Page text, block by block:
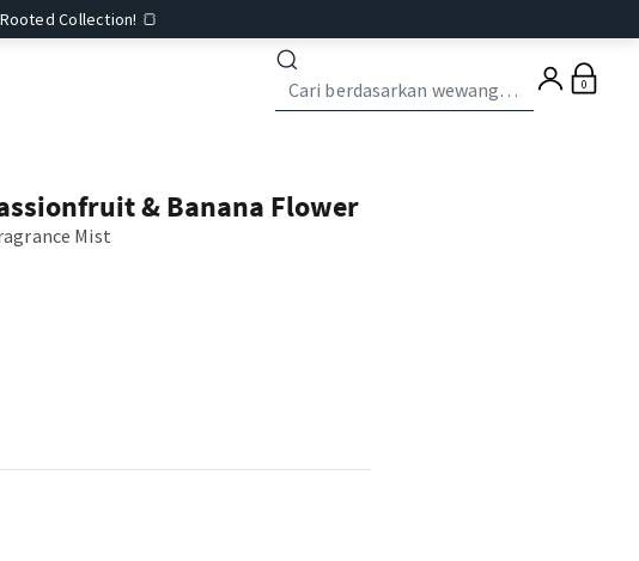
Collection! 🍞
0
& Banana Flower
Mist